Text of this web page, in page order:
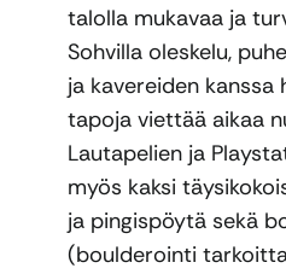
talolla mukavaa ja
Sohvilla oleskelu,
ja kavereiden kanssa
tapoja viettää aikaa
Lautapelien ja
myös kaksi
ja pingispöytä sekä
(boulderointi